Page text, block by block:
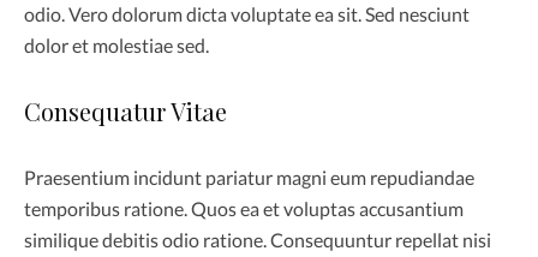
odio. Vero dolorum dicta voluptate ea sit. Sed nesciunt
dolor et molestiae sed.
Consequatur Vitae
Praesentium incidunt pariatur magni eum repudiandae
temporibus ratione. Quos ea et voluptas accusantium
similique debitis odio ratione. Consequuntur repellat nisi